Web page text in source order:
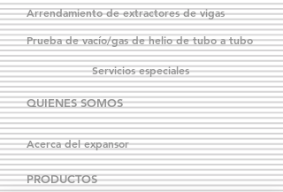
PRODUCTOS
Acerca del expansor
QUIENES SOMOS
Servicios especiales
Prueba de vacío/gas de helio de tubo a tubo
Arrendamiento de extractores de vigas